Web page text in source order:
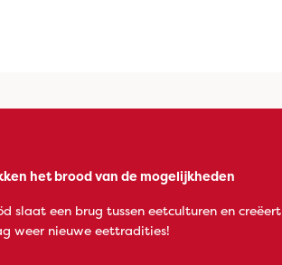
het brood van de mogelijkheden
slaat een brug tussen eetculturen en creëert
weer nieuwe eettradities!